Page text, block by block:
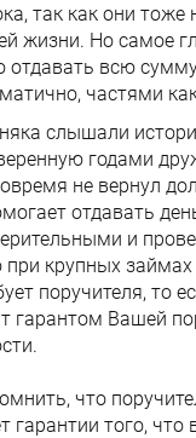
так как они тоже
жизни. Но самое
отдавать всю
частями
слышали
годами
не вернул
отдавать
и
крупных
поручителя, то
гарантом Вашей
что
гарантии того, что